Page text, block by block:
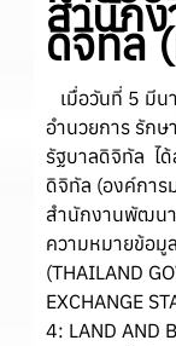
สำนัก
ดิจิทัล
เมื่อวันที่ 5 มีน
อำนวยการ รัก
รัฐบาลดิจิทัล ไ
ดิจิทัล (องค์การ
สำนักงานพัฒน
ความหมายข้อมู
(THAILAND
EXCHANGE
4: LAND AND